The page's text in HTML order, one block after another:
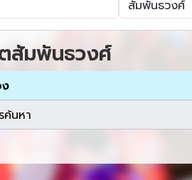
ตสัมพันธวงศ์
ง
ค้นหา